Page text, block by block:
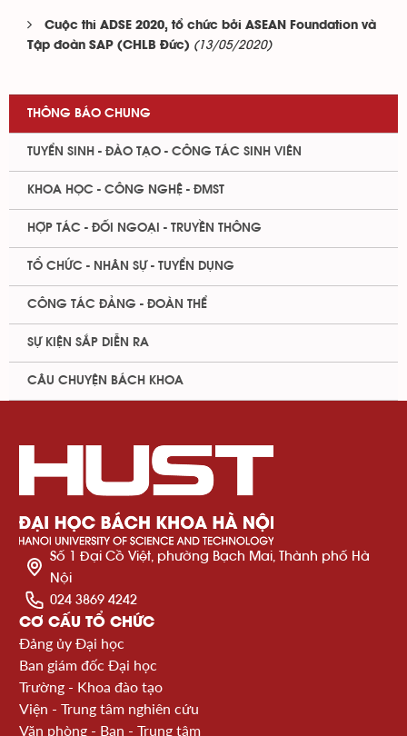
Cuộc thi ADSE 2020, tổ chức bởi ASEAN Foundation và
Tập đoàn SAP (CHLB Đức) (13/05/2020)
THÔNG BÁO CHUNG
TUYỂN SINH - ĐÀO TẠO - CÔNG TÁC SINH VIÊN
KHOA HỌC - CÔNG NGHỆ - ĐMST
HỢP TÁC - ĐỐI NGOẠI - TRUYỀN THÔNG
TỔ CHỨC - NHÂN SỰ - TUYỂN DỤNG
CÔNG TÁC ĐẢNG - ĐOÀN THỂ
SỰ KIỆN SẮP DIỄN RA
CÂU CHUYỆN BÁCH KHOA
Số 1 Đại Cồ Việt, phường Bạch Mai, Thành phố Hà
Nội
024 3869 4242
CƠ CẤU TỔ CHỨC
Đảng ủy Đại học
Ban giám đốc Đại học
Trường - Khoa đào tạo
Viện - Trung tâm nghiên cứu
Văn phòng - Ban - Trung tâm